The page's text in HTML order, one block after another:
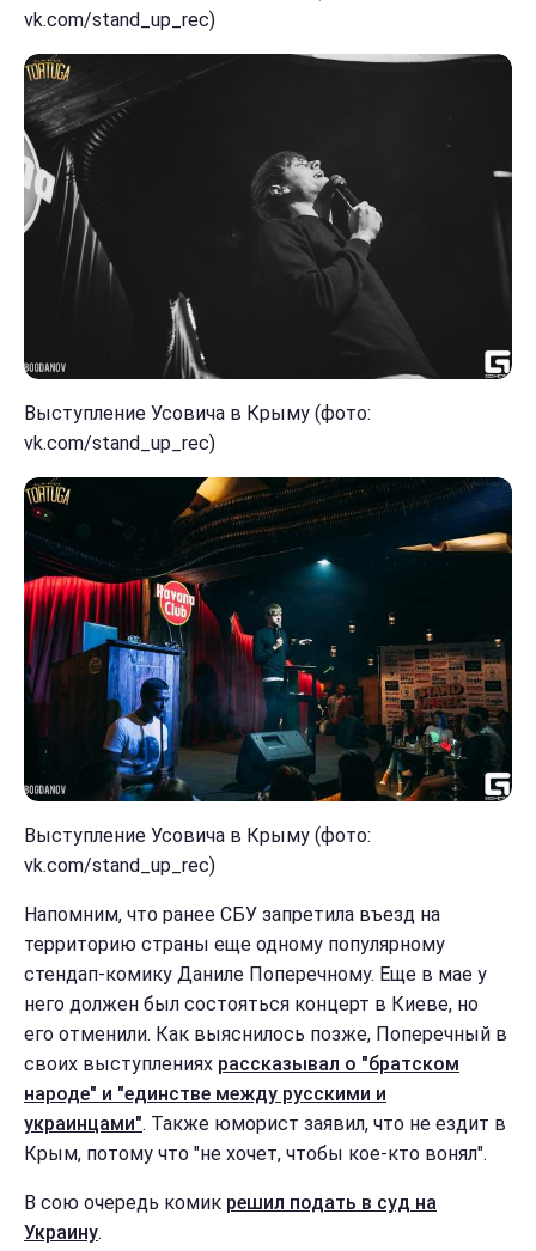
vk.com/stand_up_rec)
Выступление Усовича в Крыму (фото:
vk.com/stand_up_rec)
Выступление Усовича в Крыму (фото:
vk.com/stand_up_rec)
Напомним, что ранее СБУ запретила въезд на
территорию страны еще одному популярному
стендап-комику Даниле Поперечному. Еще в мае у
него должен был состояться концерт в Киеве, но
его отменили. Как выяснилось позже, Поперечный в
своих выступлениях рассказывал о "братском
народе" и "единстве между русскими и
украинцами". Также юморист заявил, что не ездит в
Крым, потому что "не хочет, чтобы кое-кто вонял".
В сою очередь комик решил подать в суд на
Украину.